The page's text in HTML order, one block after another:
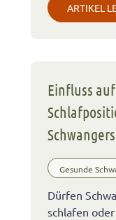
ARTIKEL
Einfluss
Gesunde
Dürfen
schlafen